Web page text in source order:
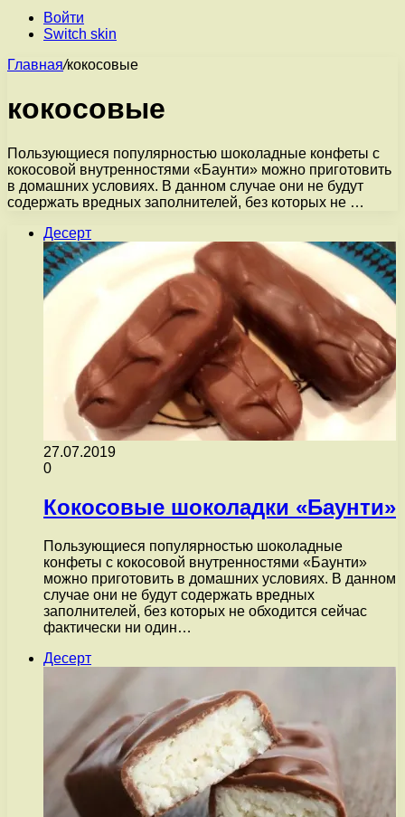
Войти
Switch skin
Главная/кокосовые
кокосовые
Пользующиеся популярностью шоколадные конфеты с
кокосовой внутренностями «Баунти» можно приготовить
в домашних условиях. В данном случае они не будут
содержать вредных заполнителей, без которых не …
Десерт
27.07.2019
0
Кокосовые шоколадки «Баунти»
Пользующиеся популярностью шоколадные
конфеты с кокосовой внутренностями «Баунти»
можно приготовить в домашних условиях. В данном
случае они не будут содержать вредных
заполнителей, без которых не обходится сейчас
фактически ни один…
Десерт